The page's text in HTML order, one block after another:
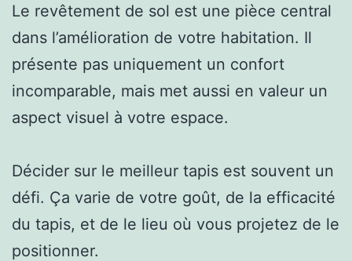
Le revêtement de sol est une pièce central
dans l’amélioration de votre habitation. Il
présente pas uniquement un confort
incomparable, mais met aussi en valeur un
aspect visuel à votre espace.
Décider sur le meilleur tapis est souvent un
défi. Ça varie de votre goût, de la efficacité
du tapis, et de le lieu où vous projetez de le
positionner.